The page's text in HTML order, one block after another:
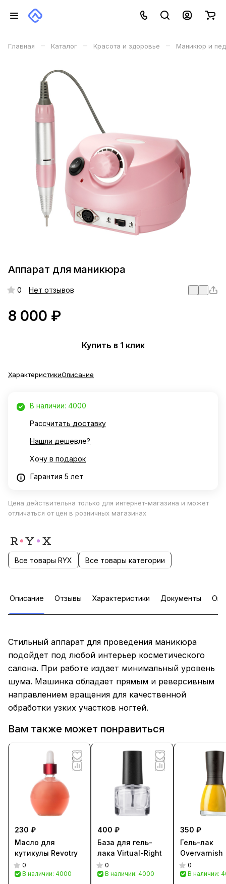
Главная – Каталог – Красота и здоровье – Маникюр и
Аппарат для маникюра
0 Нет отзывов
8 000 ₽
Купить в 1 клик
ХарактеристикиОписание
В наличии: 4000
Рассчитать доставку
Нашли дешевле?
Хочу в подарок
Гарантия 5 лет
Цена действительна только для интернет-магазина и может
отличаться от цен в розничных магазинах
Все товары RYX Все товары категории
Описание Отзывы Характеристики Документы
Стильный аппарат для проведения маникюра
подойдет под любой интерьер косметического
салона. При работе издает минимальный уровень
шума. Машинка обладает прямым и реверсивным
направлением вращения для качественной
обработки узких участков ногтей.
Вам также может понравиться
230 ₽
Масло для
кутикулы Revotry
0
В наличии: 4000
400 ₽
База для гель-
лака Virtual-Right
0
В наличии: 4000
350 ₽
Гель-лак
Overvarnish
0
В наличии: